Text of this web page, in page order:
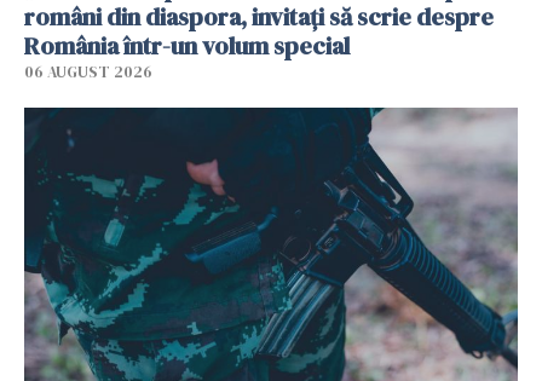
români din diaspora, invitați să scrie despre
România într-un volum special
06 AUGUST 2026